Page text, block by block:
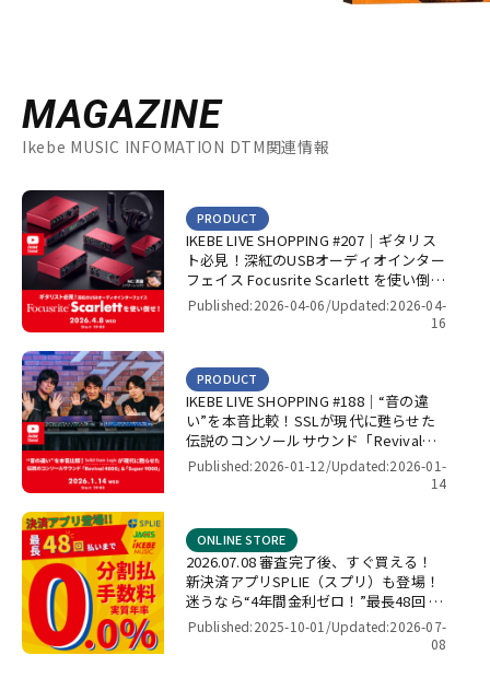
MAGAZINE
Ikebe MUSIC INFOMATION DTM関連情報
IKEBE LIVE SHOPPING #207｜ギタリス
ト必見！深紅のUSBオーディオインター
フェイス Focusrite Scarlett を使い倒
せ！【presented by パワーレック】
PRODUCT
Published:2026-04-06/Updated:2026-04-
16
IKEBE LIVE SHOPPING #188｜“音の違
い”を本音比較！SSLが現代に甦らせた
伝説のコンソールサウンド「Revival
4000」＆「Super 9000」【presented
PRODUCT
Published:2026-01-12/Updated:2026-01-
14
2026.07.08 審査完了後、すぐ買える！
新決済アプリSPLIE（スプリ）も登場！
迷うなら“4年間金利ゼロ！”最長48回 無
金利キャンペーン
ONLINE STORE
Published:2025-10-01/Updated:2026-07-
08